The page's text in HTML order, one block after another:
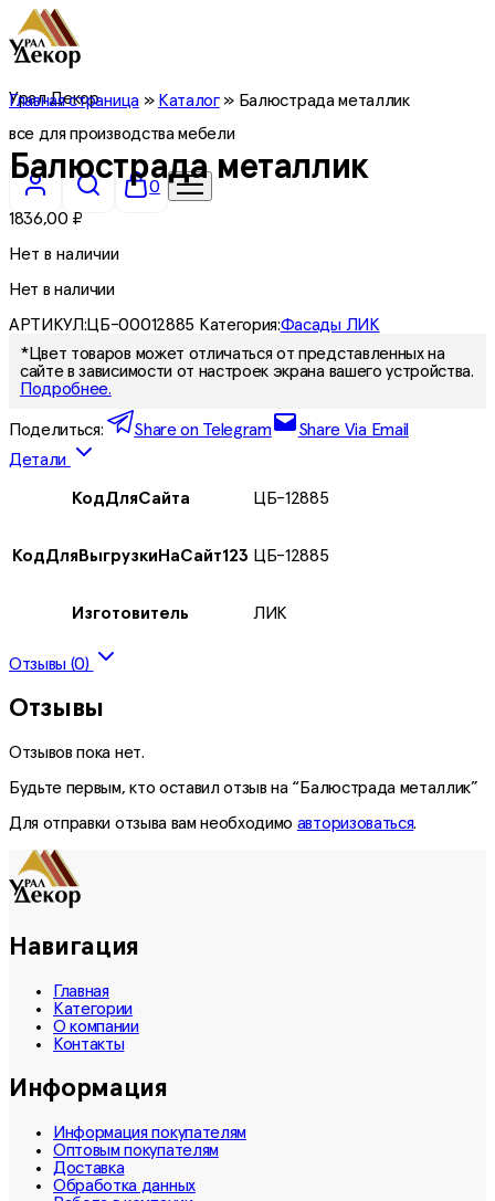
Урал Декор
все для производства мебели
0
Главная страница» Каталог» Балюстрада металлик
Балюстрада металлик
1836,00 ₽
Нет в наличии
Нет в наличии
АРТИКУЛ:ЦБ-00012885 Категория:Фасады ЛИК
*Цвет товаров может отличаться от представленных на
сайте в зависимости от настроек экрана вашего устройства.
Подробнее.
Поделиться: Share on Telegram
Share Via Email
Детали
КодДляСайта ЦБ-12885
КодДляВыгрузкиНаСайт123 ЦБ-12885
Изготовитель ЛИК
Отзывы (0)
Отзывы
Отзывов пока нет.
Будьте первым, кто оставил отзыв на “Балюстрада металлик”
Для отправки отзыва вам необходимо авторизоваться.
Навигация
Главная
Категории
О компании
Контакты
Информация
Информация покупателям
Оптовым покупателям
Доставка
Обработка данных